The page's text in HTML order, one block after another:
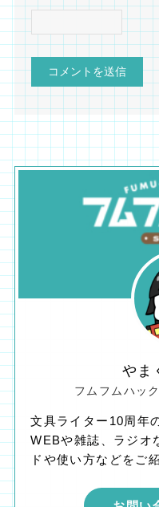
やま
フムフムハッ
文具ライター10周年
WEBや雑誌、ラジオ
ドや使い方などをご